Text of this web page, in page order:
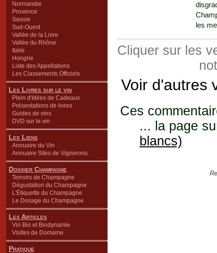
Normandie
Provence
Savoie
Sud-Ouest
Vallée de la Loire
Vallée du Rhône
Italie
Hongrie
Liste des Appellations
Les Classements Officiels
Les Livres sur le vin
Plein d'Idées de Cadeaux
Présentations de livres
Guides de vins
DVD sur le vin
Les Liens
Annuaire du Vin
Annuaire Sites de Vignerons
Dossier Champagne
Terroirs de Champagne
Dégustation du Champagne
L'Étiquette du Champagne
Le Dosage du Champagne
Les Articles
Vin Bio et Biodynamie
Visites de Domaine
Pratique
les
Cliquer sur les
Voir d'autres
Ces
... la page
blancs)